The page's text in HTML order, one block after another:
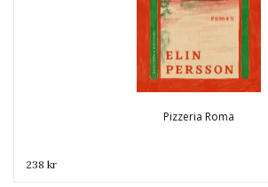
Pizzeria Roma
238 kr